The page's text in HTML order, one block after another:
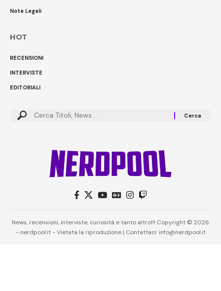
Note Legali
HOT
RECENSIONI
INTERVISTE
EDITORIALI
News, recensioni, interviste, curiosità e tanto altro!!! Copyright © 2026
- nerdpool.it - Vietata la riproduzione | Contattaci: info@nerdpool.it